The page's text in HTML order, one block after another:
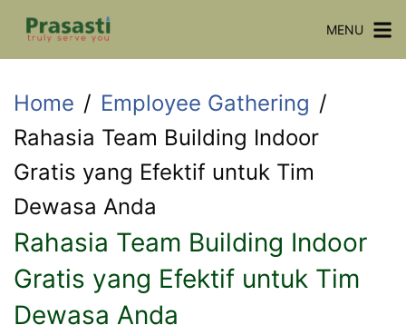
Skip
MENU
Home
Employee Gathering
Rahasia Team Building Indoor
Gratis yang Efektif untuk Tim
Dewasa Anda
Rahasia Team Building Indoor
Gratis yang Efektif untuk Tim
Dewasa Anda